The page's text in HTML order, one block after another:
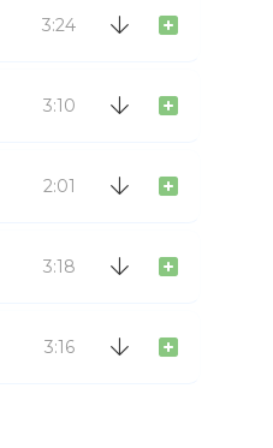
3:24
3:10
2:01
3:18
3:16